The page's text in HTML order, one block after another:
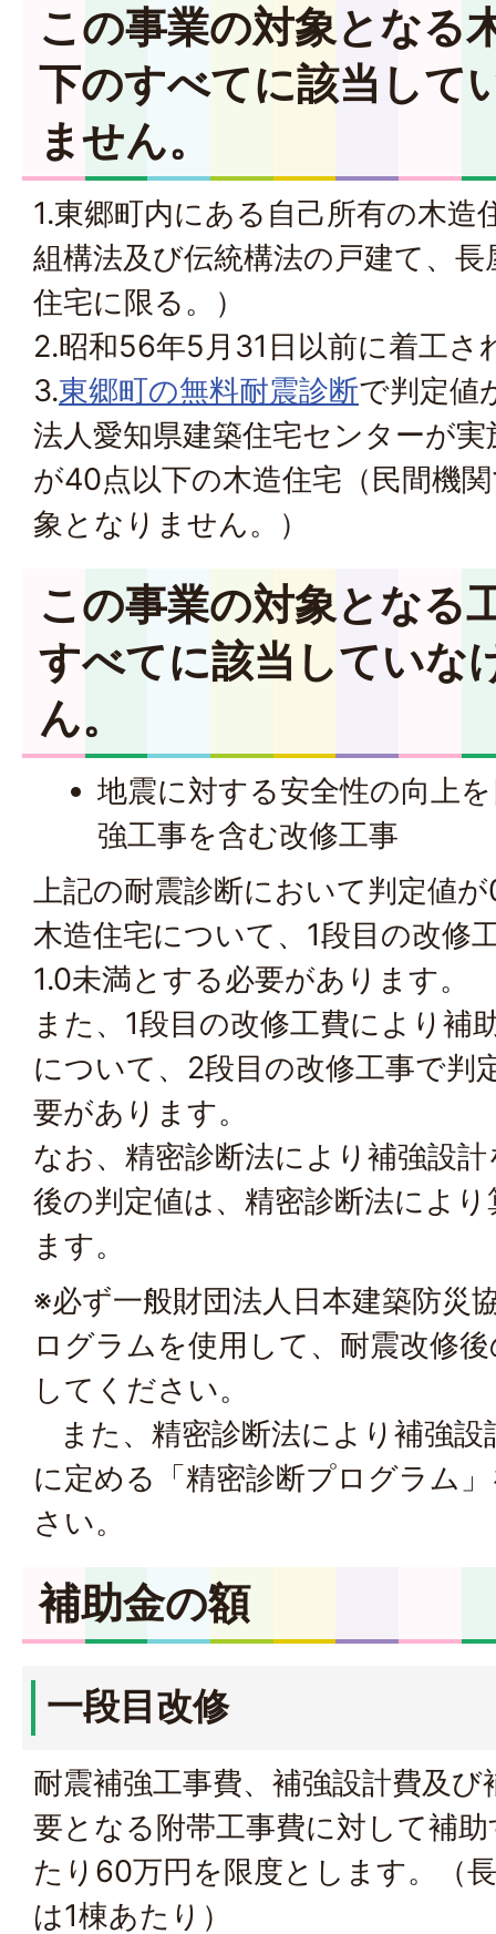
この事業の対象となる
下のすべてに該当して
ません。
1.東郷町内にある自己所有の木造
組構法及び伝統構法の戸建て、
住宅に限る。）
2.昭和56年5月31日以前に着工
3.東郷町の無料耐震診断で判定値
法人愛知県建築住宅センターが
が40点以下の木造住宅（民間機
象となりません。）
この事業の対象となる
すべてに該当していな
ん。
地震に対する安全性の向上
強工事を含む改修工事
上記の耐震診断において判定値
木造住宅について、1段目の改修
1.0未満とする必要があります。
また、1段目の改修工費により補
について、2段目の改修工事で判
要があります。
なお、精密診断法により補強設
後の判定値は、精密診断法によ
ます。
※必ず一般財団法人日本建築防災
ログラムを使用して、耐震改修
してください。
また、精密診断法により補強設
に定める「精密診断プログラム
さい。
補助金の額
一段目改修
耐震補強工事費、補強設計費及
要となる附帯工事費に対して補
たり60万円を限度とします。（
は1棟あたり）